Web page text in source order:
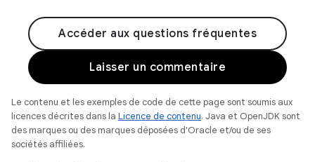
Accéder aux questions fréquentes
Laisser un commentaire
Le contenu et les exemples de code de cette page sont soumis aux
licences décrites dans la Licence de contenu. Java et OpenJDK sont
des marques ou des marques déposées d'Oracle et/ou de ses
sociétés affiliées.